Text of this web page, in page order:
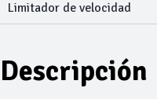
Limitador de velocidad
Descripción